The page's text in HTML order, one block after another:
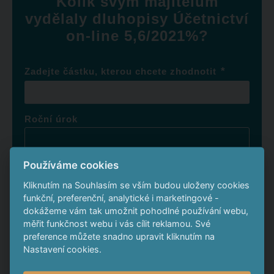
vydělaly dluhopisy Účetnictví
on-line 5,6/2021%?
Zadejte částku, kterou chcete zhodnotit *
Roční úrok
Své finance byste za 4 roky zhodnotili o
To je o
Používáme cookies
Kliknutím na Souhlasím se vším budou uloženy cookies
funkční, preferenční, analytické i marketingové -
dokážeme vám tak umožnit pohodlné používání webu,
měřit funkčnost webu i vás cílit reklamou. Své
preference můžete snadno upravit kliknutím na
Nastavení cookies.